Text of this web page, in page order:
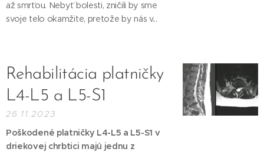
až smrťou. Nebyť bolesti, zničili by sme
svoje telo okamžite, pretože by nás v...
Rehabilitácia platničky
L4-L5 a L5-S1
26.11.2023
Poškodené platničky L4-L5 a L5-S1 v
driekovej chrbtici majú jednu z